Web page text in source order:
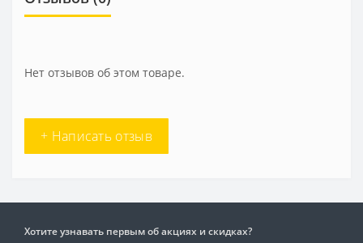
Нет отзывов об этом товаре.
+ Написать отзыв
Хотите узнавать первым об акциях и скидках?